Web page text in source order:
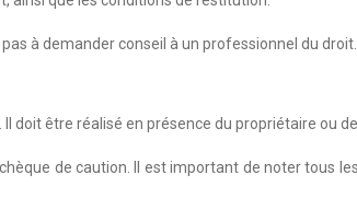
à demander conseil à un professionnel du droit.
doit être réalisé en présence du propriétaire ou
de caution. Il est important de noter tous